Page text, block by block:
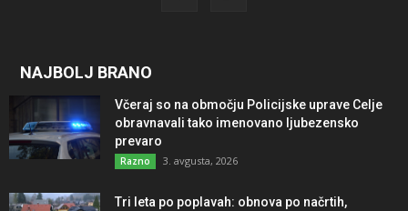
NAJBOLJ BRANO
Včeraj so na območju Policijske uprave Celje
obravnavali tako imenovano ljubezensko
prevaro
Razno 3. avgusta, 2026
Tri leta po poplavah: obnova po načrtih,